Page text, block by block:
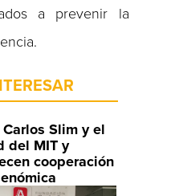
a prevenir la
Slim y el
del MIT y
cooperación